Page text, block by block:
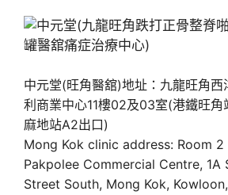
中元堂(旺角醫舘)地址：九龍旺角西
利商業中心11樓02及03室(港鐵旺角
麻地站A2出口)
Mong Kok clinic address: Room 2
Pakpolee Commercial Centre, 1A
Street South, Mong Kok,